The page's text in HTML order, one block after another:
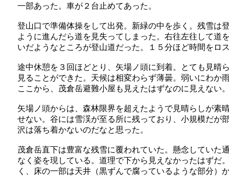
一部あった。車が２台止めてあった。
登山口で準備体操をして出発。新緑の中を歩く。残雪は
ように進んだら道を見失ってしまった。右往左往して道
いだようなところが登山道だった。１５分ほど時間をロ
途中休憩を３回ほどとり、矢場ノ頭に到着。とても見晴
見ることができた。天候は相変わらず薄曇。弱いにわ
ここから、茂倉岳避難小屋も見えたはずなのに見えない
矢場ノ頭からは、森林限界を超えたようで見晴らしが素
せない。谷には雪渓が至る所に残っており、小規模だが
沢は落ち着かないのだなと思った。
茂倉岳直下は豊富な残雪に覆われていた。懸念していた
なく姿を現している。道理で下から見えなかったはずだ
く、床の一部は天井（黒ずんで腐っているような部分）